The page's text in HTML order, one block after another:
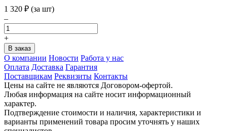
1 320 ₽ (за шт)
–
+
О компании Новости Работа у нас
Оплата Доставка Гарантия
Поставщикам Реквизиты Контакты
Цены на сайте не являются Договором-офертой.
Любая информация на сайте носит информационный
характер.
Подтверждение стоимости и наличия, характеристики и
варианты применений товара просим уточнять у наших